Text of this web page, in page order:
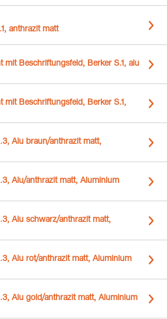
anthrazit matt
mit Beschriftungsfeld, Berker S.1, alu
mit Beschriftungsfeld, Berker S.1,
Alu braun/anthrazit matt,
Alu/anthrazit matt, Aluminium
Alu schwarz/anthrazit matt,
Alu rot/anthrazit matt, Aluminium
Alu gold/anthrazit matt, Aluminium